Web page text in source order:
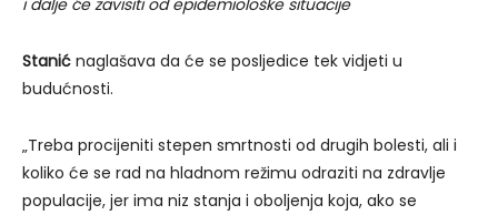
i dalje će zavisiti od epidemiološke situacije
Stanić naglašava da će se posljedice tek vidjeti u
budućnosti.
„Treba procijeniti stepen smrtnosti od drugih bolesti, ali i
koliko će se rad na hladnom režimu odraziti na zdravlje
populacije, jer ima niz stanja i oboljenja koja, ako se